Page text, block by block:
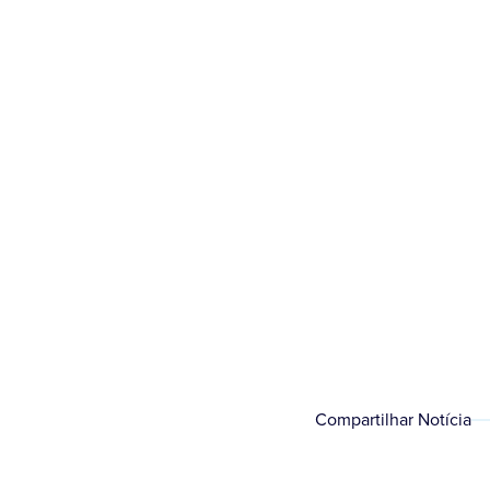
Compartilhar Notícia